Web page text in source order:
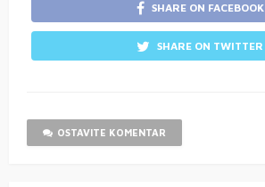
SHARE ON FACEBOOK
SHARE ON TWITTER
OSTAVITE KOMENTAR